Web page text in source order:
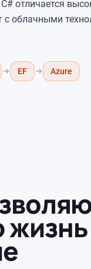
отличается
с облачными
EF Azure